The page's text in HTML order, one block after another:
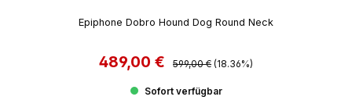
Epiphone Dobro Hound Dog Round Neck
Verkaufspreis:
489,00 € Regulärer Preis:
599,00 € (18.36%)
Sofort verfügbar